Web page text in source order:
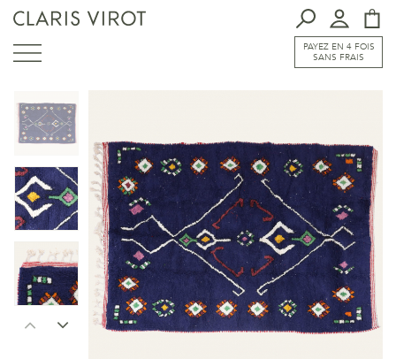
PAYEZ EN 4 FOIS
SANS FRAIS